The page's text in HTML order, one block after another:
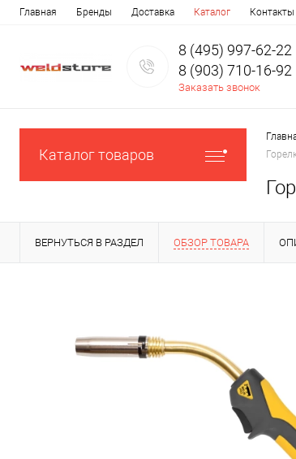
Главная Бренды Доставка Каталог Контакты
8 (495) 997-62-22
8 (903) 710-16-92
Заказать звонок
Каталог товаров
ВЕРНУТЬСЯ В РАЗДЕЛ ОБЗОР ТОВАРА